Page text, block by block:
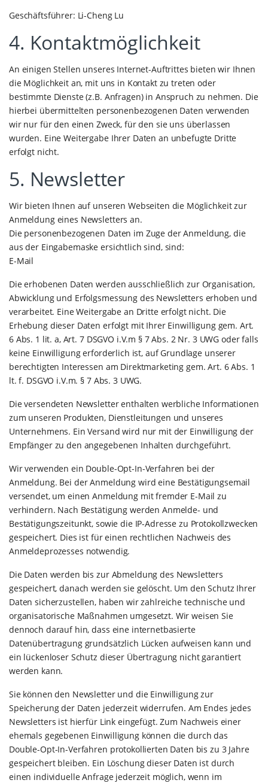
Geschäftsführer: Li-Cheng Lu
4. Kontaktmöglichkeit
An einigen Stellen unseres Internet-Auftrittes bieten wir Ihnen
die Möglichkeit an, mit uns in Kontakt zu treten oder
bestimmte Dienste (z.B. Anfragen) in Anspruch zu nehmen. Die
hierbei übermittelten personenbezogenen Daten verwenden
wir nur für den einen Zweck, für den sie uns überlassen
wurden. Eine Weitergabe Ihrer Daten an unbefugte Dritte
erfolgt nicht.
5. Newsletter
Wir bieten Ihnen auf unseren Webseiten die Möglichkeit zur
Anmeldung eines Newsletters an.
Die personenbezogenen Daten im Zuge der Anmeldung, die
aus der Eingabemaske ersichtlich sind, sind:
E-Mail
Die erhobenen Daten werden ausschließlich zur Organisation,
Abwicklung und Erfolgsmessung des Newsletters erhoben und
verarbeitet. Eine Weitergabe an Dritte erfolgt nicht. Die
Erhebung dieser Daten erfolgt mit Ihrer Einwilligung gem. Art.
6 Abs. 1 lit. a, Art. 7 DSGVO i.V.m § 7 Abs. 2 Nr. 3 UWG oder falls
keine Einwilligung erforderlich ist, auf Grundlage unserer
berechtigten Interessen am Direktmarketing gem. Art. 6 Abs. 1
lt. f. DSGVO i.V.m. § 7 Abs. 3 UWG.
Die versendeten Newsletter enthalten werbliche Informationen
zum unseren Produkten, Dienstleitungen und unseres
Unternehmens. Ein Versand wird nur mit der Einwilligung der
Empfänger zu den angegebenen Inhalten durchgeführt.
Wir verwenden ein Double-Opt-In-Verfahren bei der
Anmeldung. Bei der Anmeldung wird eine Bestätigungsemail
versendet, um einen Anmeldung mit fremder E-Mail zu
verhindern. Nach Bestätigung werden Anmelde- und
Bestätigungszeitunkt, sowie die IP-Adresse zu Protokollzwecken
gespeichert. Dies ist für einen rechtlichen Nachweis des
Anmeldeprozesses notwendig.
Die Daten werden bis zur Abmeldung des Newsletters
gespeichert, danach werden sie gelöscht. Um den Schutz Ihrer
Daten sicherzustellen, haben wir zahlreiche technische und
organisatorische Maßnahmen umgesetzt. Wir weisen Sie
dennoch darauf hin, dass eine internetbasierte
Datenübertragung grundsätzlich Lücken aufweisen kann und
ein lückenloser Schutz dieser Übertragung nicht garantiert
werden kann.
Sie können den Newsletter und die Einwilligung zur
Speicherung der Daten jederzeit widerrufen. Am Endes jedes
Newsletters ist hierfür Link eingefügt. Zum Nachweis einer
ehemals gegebenen Einwilligung können die durch das
Double-Opt-In-Verfahren protokollierten Daten bis zu 3 Jahre
gespeichert bleiben. Ein Löschung dieser Daten ist durch
einen individuelle Anfrage jederzeit möglich, wenn im